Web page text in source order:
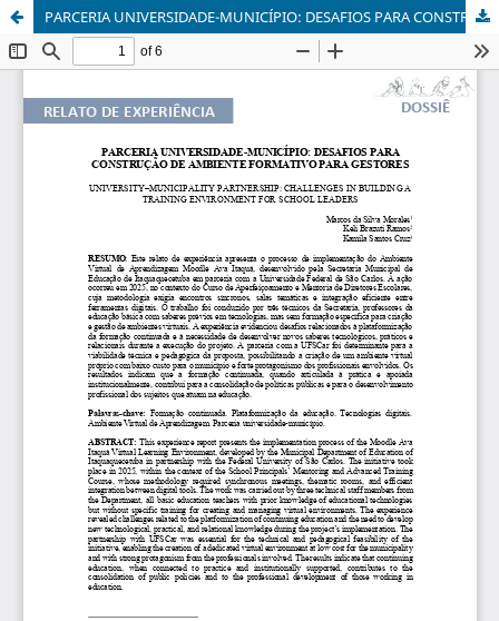
PARCERIA UNIVERSIDADE-MUNICÍPIO: DESAFIOS PARA CONSTRUÇÃO DE AMBIENTE FORMATIVO PARA GESTORES